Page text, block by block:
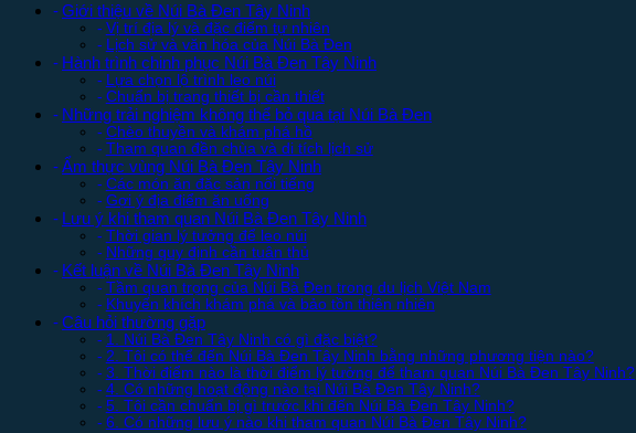
Giới thiệu về Núi Bà Đen Tây Ninh
Vị trí địa lý và đặc điểm tự nhiên
Lịch sử và văn hóa của Núi Bà Đen
Hành trình chinh phục Núi Bà Đen Tây Ninh
Lựa chọn lộ trình leo núi
Chuẩn bị trang thiết bị cần thiết
Những trải nghiệm không thể bỏ qua tại Núi Bà Đen
Chèo thuyền và khám phá hồ
Tham quan đền chùa và di tích lịch sử
Ẩm thực vùng Núi Bà Đen Tây Ninh
Các món ăn đặc sản nổi tiếng
Gợi ý địa điểm ăn uống
Lưu ý khi tham quan Núi Bà Đen Tây Ninh
Thời gian lý tưởng để leo núi
Những quy định cần tuân thủ
Kết luận về Núi Bà Đen Tây Ninh
Tầm quan trọng của Núi Bà Đen trong du lịch Việt Nam
Khuyến khích khám phá và bảo tồn thiên nhiên
Câu hỏi thường gặp
1. Núi Bà Đen Tây Ninh có gì đặc biệt?
2. Tôi có thể đến Núi Bà Đen Tây Ninh bằng những phương tiện nào?
3. Thời điểm nào là thời điểm lý tưởng để tham quan Núi Bà Đen Tây Ninh?
4. Có những hoạt động nào tại Núi Bà Đen Tây Ninh?
5. Tôi cần chuẩn bị gì trước khi đến Núi Bà Đen Tây Ninh?
6. Có những lưu ý nào khi tham quan Núi Bà Đen Tây Ninh?